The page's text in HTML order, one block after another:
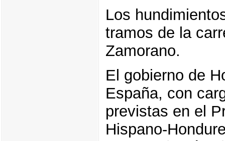
Los
tramos de la
Zamorano.
El gobierno de
España, con
previstas en el
Hispano-